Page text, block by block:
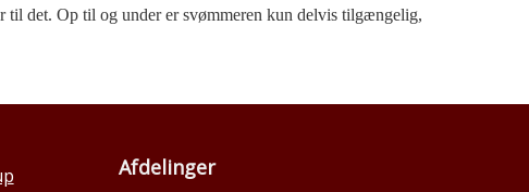
det. Op til og under er svømmeren kun delvis tilgængelig,
Afdelinger